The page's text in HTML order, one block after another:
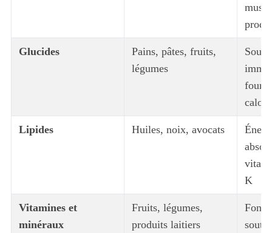
Glucides
Pains, pâtes, fruits,
légumes
Lipides Huiles, noix, avocats
K
Vitamines et
minéraux
Fruits, légumes,
produits laitiers